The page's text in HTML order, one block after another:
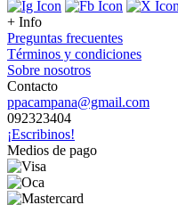
+ Info
Preguntas frecuentes
Términos y condiciones
Sobre nosotros
Contacto
ppacampana@gmail.com
092323404
¡Escribinos!
Medios de pago